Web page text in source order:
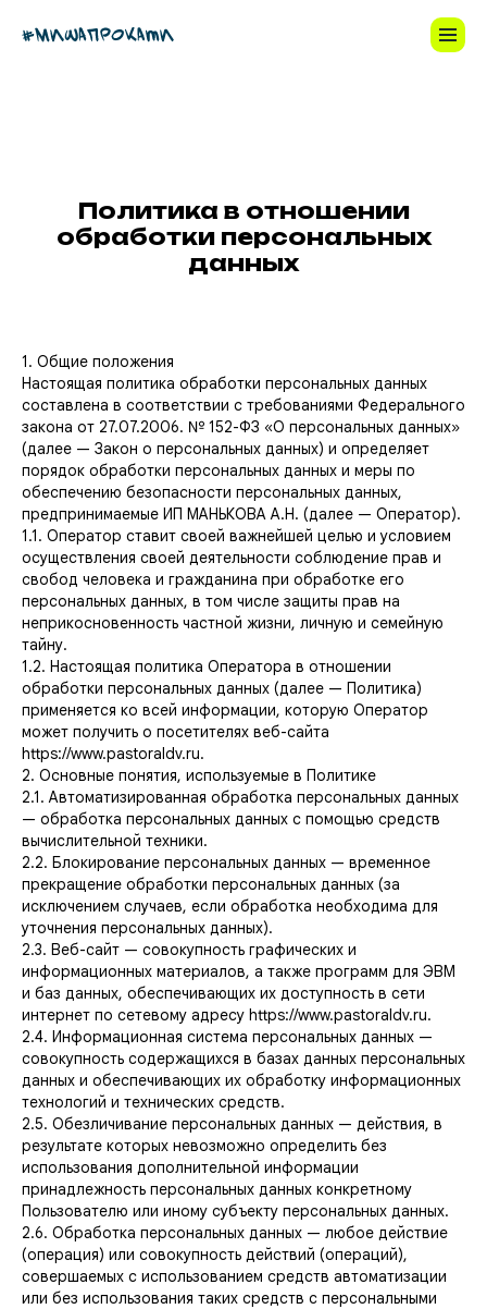
Политика в отношении
обработки персональных
данных
1. Общие положения
Настоящая политика обработки персональных данных
составлена в соответствии с требованиями Федерального
закона от 27.07.2006. № 152-ФЗ «О персональных данных»
(далее — Закон о персональных данных) и определяет
порядок обработки персональных данных и меры по
обеспечению безопасности персональных данных,
предпринимаемые ИП МАНЬКОВА А.Н. (далее — Оператор).
1.1. Оператор ставит своей важнейшей целью и условием
осуществления своей деятельности соблюдение прав и
свобод человека и гражданина при обработке его
персональных данных, в том числе защиты прав на
неприкосновенность частной жизни, личную и семейную
тайну.
1.2. Настоящая политика Оператора в отношении
обработки персональных данных (далее — Политика)
применяется ко всей информации, которую Оператор
может получить о посетителях веб-сайта
https://www.pastoraldv.ru.
2. Основные понятия, используемые в Политике
2.1. Автоматизированная обработка персональных данных
— обработка персональных данных с помощью средств
вычислительной техники.
2.2. Блокирование персональных данных — временное
прекращение обработки персональных данных (за
исключением случаев, если обработка необходима для
уточнения персональных данных).
2.3. Веб-сайт — совокупность графических и
информационных материалов, а также программ для ЭВМ
и баз данных, обеспечивающих их доступность в сети
интернет по сетевому адресу https://www.pastoraldv.ru.
2.4. Информационная система персональных данных —
совокупность содержащихся в базах данных персональных
данных и обеспечивающих их обработку информационных
технологий и технических средств.
2.5. Обезличивание персональных данных — действия, в
результате которых невозможно определить без
использования дополнительной информации
принадлежность персональных данных конкретному
Пользователю или иному субъекту персональных данных.
2.6. Обработка персональных данных — любое действие
(операция) или совокупность действий (операций),
совершаемых с использованием средств автоматизации
или без использования таких средств с персональными